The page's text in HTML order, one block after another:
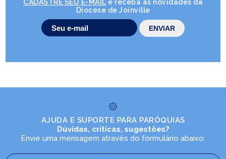
CADASTRE SEU E-MAIL e receba as novidades da
Diocese de Joinville
AJUDA E SUPORTE PARA PARÓQUIAS
Dúvidas, críticas, sugestões?
Envie uma mensagem através do formulário abaixo: